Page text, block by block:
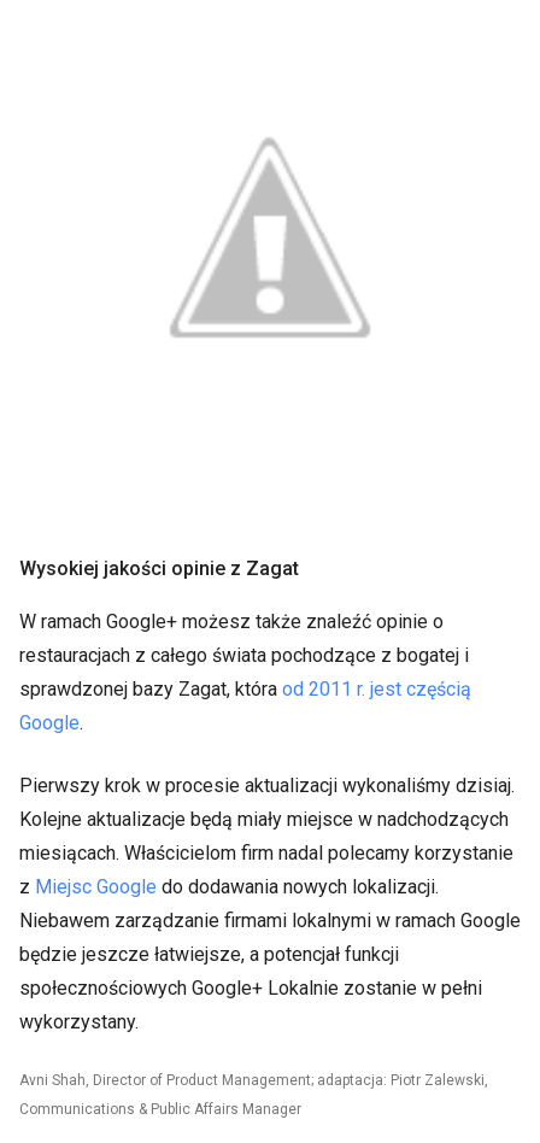
Wysokiej jakości opinie z Zagat
W ramach Google+ możesz także znaleźć opinie o
restauracjach z całego świata pochodzące z bogatej i
sprawdzonej bazy Zagat, która od 2011 r. jest częścią
Google.
Pierwszy krok w procesie aktualizacji wykonaliśmy dzisiaj.
Kolejne aktualizacje będą miały miejsce w nadchodzących
miesiącach. Właścicielom firm nadal polecamy korzystanie
z Miejsc Google do dodawania nowych lokalizacji.
Niebawem zarządzanie firmami lokalnymi w ramach Google
będzie jeszcze łatwiejsze, a potencjał funkcji
społecznościowych Google+ Lokalnie zostanie w pełni
wykorzystany.
Avni Shah, Director of Product Management; adaptacja: Piotr Zalewski,
Communications & Public Affairs Manager